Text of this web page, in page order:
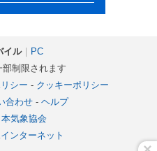
イル｜ PC
制限されます
シー - クッキーポリシー
合わせ- ヘルプ
本気象協会
ンターネット